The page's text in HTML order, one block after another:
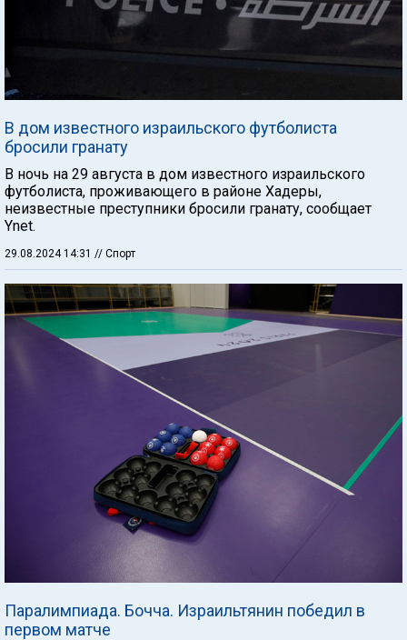
В дом известного израильского футболиста
бросили гранату
В ночь на 29 августа в дом известного израильского
футболиста, проживающего в районе Хадеры,
неизвестные преступники бросили гранату, сообщает
Ynet.
29.08.2024 14:31 // Спорт
Паралимпиада. Бочча. Израильтянин победил в
первом матче